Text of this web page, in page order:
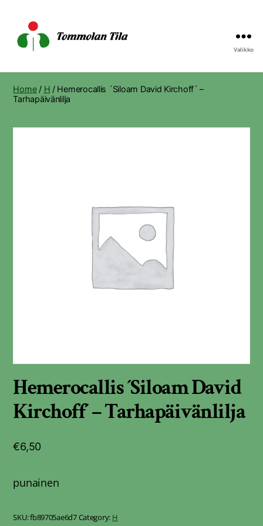
Tila
Valikko
Home/ H / Hemerocallis ´Siloam David Kirchoff´ –
Tarhapäivänlilja
Hemerocallis ´Siloam David
Kirchoff´ – Tarhapäivänlilja
€6,50
punainen
SKU:fb89705ae6d7Category: H